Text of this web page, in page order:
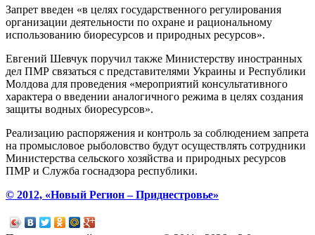
Запрет введен «в целях государственного регулирования
организации деятельности по охране и рациональному
использованию биоресурсов и природных ресурсов».
Евгений Шевчук поручил также Министерству иностранных
дел ПМР связаться с представителями Украины и Республики
Молдова для проведения «мероприятий консультативного
характера о введении аналогичного режима в целях создания
защиты водных биоресурсов».
Реализацию распоряжения и контроль за соблюдением запрета
на промысловое рыболовство будут осуществлять сотрудники
Министерства сельского хозяйства и природных ресурсов
ПМР и Служба госнадзора республики.
© 2012, «Новый Регион – Приднестровье»